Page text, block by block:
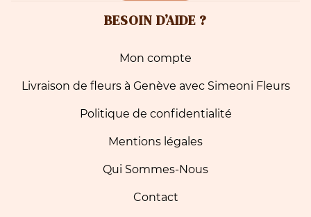
BESOIN D’AIDE ?
Mon compte
Livraison de fleurs à Genève avec Simeoni Fleurs
Politique de confidentialité
Mentions légales
Qui Sommes-Nous
Contact